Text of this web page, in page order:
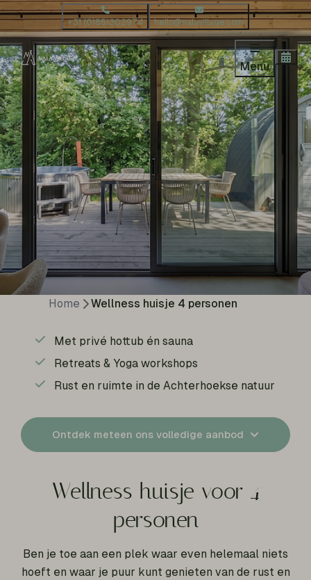
+31 (0)851302974 hello@nalavillage.com
Menu
Home Wellness huisje 4 personen
Met privé hottub én sauna
Retreats & Yoga workshops
Rust en ruimte in de Achterhoekse natuur
Ontdek meteen ons volledige aanbod
Wellness huisje voor 4
personen
Ben je toe aan een plek waar even helemaal niets
hoeft en waar je puur kunt genieten van de rust en